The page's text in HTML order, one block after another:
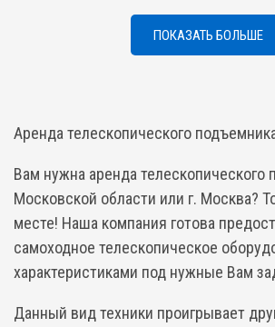
ПОКАЗАТЬ БОЛЬШЕ
Аренда телескопического
Вам нужна аренда телескопического
Московской области или г. Москва?
месте! Наша компания готова
самоходное телескопическое
характеристиками под нужные Вам
Данный вид техники проигрывает